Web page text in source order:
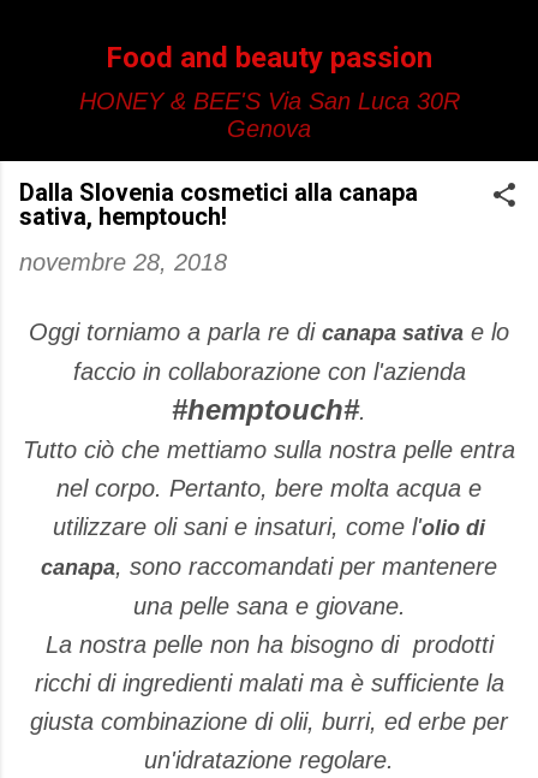
Food and beauty passion
HONEY & BEE'S Via San Luca 30R
Genova
Dalla Slovenia cosmetici alla canapa
sativa, hemptouch!
novembre 28, 2018
Oggi torniamo a parla re di canapa sativa e lo
faccio in collaborazione con l'azienda
#hemptouch#.
Tutto ciò che mettiamo sulla nostra pelle entra
nel corpo. Pertanto, bere molta acqua e
utilizzare oli sani e insaturi, come l'olio di
canapa, sono raccomandati per mantenere
una pelle sana e giovane.
La nostra pelle non ha bisogno di prodotti
ricchi di ingredienti malati ma è sufficiente la
giusta combinazione di olii, burri, ed erbe per
un'idratazione regolare.